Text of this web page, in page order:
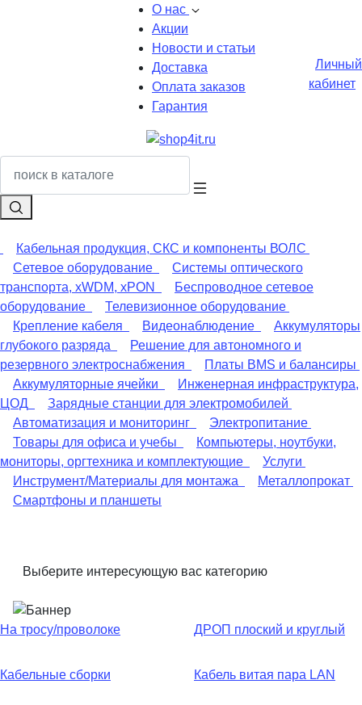
О нас
Акции
Новости и статьи
Доставка
Оплата заказов
Гарантия
Личный
кабинет
Кабельная продукция, СКС и компоненты ВОЛС
Сетевое оборудование
Системы оптического
транспорта, xWDM, xPON
Беспроводное сетевое
оборудование
Телевизионное оборудование
Крепление кабеля
Видеонаблюдение
Аккумуляторы
глубокого разряда
Решение для автономного и
резервного электроснабжения
Платы BMS и балансиры
Аккумуляторные ячейки
Инженерная инфраструктура,
ЦОД
Зарядные станции для электромобилей
Автоматизация и мониторинг
Электропитание
Товары для офиса и учебы
Компьютеры, ноутбуки,
мониторы, оргтехника и комплектующие
Услуги
Инструмент/Материалы для монтажа
Металлопрокат
Смартфоны и планшеты
Выберите интересующую вас категорию
На тросу/проволоке ДРОП плоский и круглый
Кабельные сборки Кабель витая пара LAN